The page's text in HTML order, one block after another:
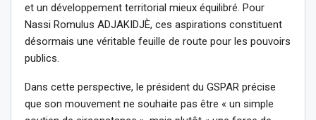
et un développement territorial mieux équilibré. Pour
Nassi Romulus ADJAKIDJÈ, ces aspirations constituent
désormais une véritable feuille de route pour les pouvoirs
publics.
Dans cette perspective, le président du GSPAR précise
que son mouvement ne souhaite pas être « un simple